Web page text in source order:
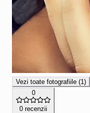
Vezi toate fotografiile (1)
0
0 recenzii